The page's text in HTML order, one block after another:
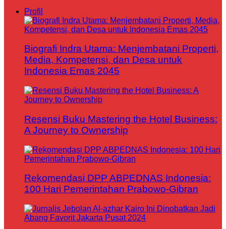
Profil
Biografi Indra Utama: Menjembatani Properti,
Media, Kompetensi, dan Desa untuk
Indonesia Emas 2045
Resensi Buku Mastering the Hotel Business:
A Journey to Ownership
Rekomendasi DPP ABPEDNAS Indonesia:
100 Hari Pemerintahan Prabowo-Gibran